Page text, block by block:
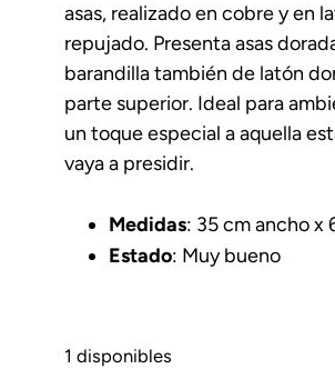
asas, realizado en cobre y en
repujado. Presenta asas
barandilla también de latón
parte superior. Ideal para
un toque especial a aquella
vaya a presidir.
Medidas: 35 cm ancho x
Estado: Muy bueno
1 disponibles